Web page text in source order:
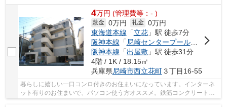
4万円 (管理費等：- )
敷金 0万円 礼金 0万円
東海道本線 「立花」駅 徒歩7分
阪神本線 「尼崎センタープール前
」駅 徒
阪神本線 「出屋敷」駅 徒歩31分
4階 / 1K / 18.15㎡
兵庫県尼崎市西立花町３丁目16-55
暮らしに嬉しい一口コンロ付きのお住まいになっています。インターネ
ット有りのお住まいで、パソコン使う方オススメ。鉄筋コンクリート構
造なので震災や火災の際にも信頼性があります...